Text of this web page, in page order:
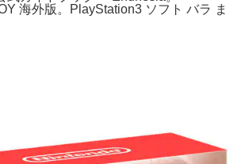
海外版。PlayStation3 ソフト バラ ま